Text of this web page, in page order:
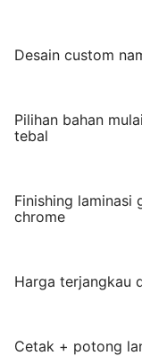
Desain custom
Pilihan bahan
tebal
Finishing laminasi
chrome
Harga terjangkau
Cetak + potong